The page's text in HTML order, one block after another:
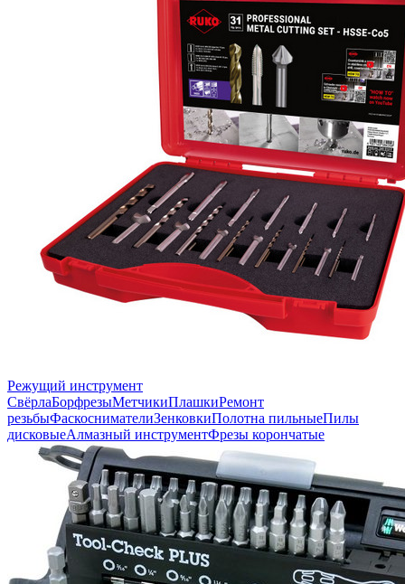
Режущий инструмент
СвёрлаБорфрезыМетчикиПлашкиРемонт
резьбыФаскоснимателиЗенковкиПолотна пильныеПилы
дисковыеАлмазный инструментФрезы корончатые